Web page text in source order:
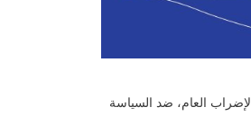
أبريل 1936، يدعو إلى تأييد دعوة الاستمرار في الإضراب العام، ضد السياسة